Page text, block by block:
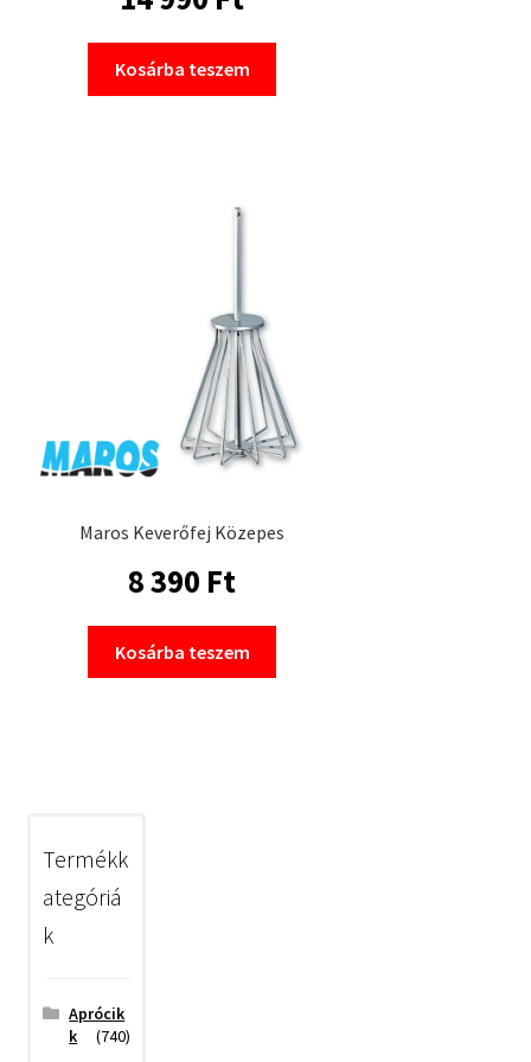
Kosárba teszem
Maros Keverőfej Közepes
8 390 Ft
Kosárba teszem
Termékk
ategóriá
k
Aprócik
k
(740)